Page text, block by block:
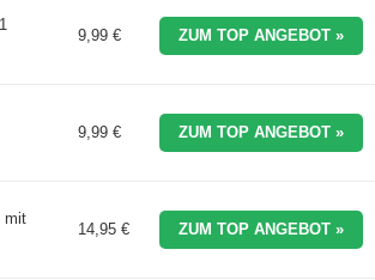
9,99 € ZUM TOP ANGEBOT »
9,99 € ZUM TOP ANGEBOT »
mit
14,95 € ZUM TOP ANGEBOT »